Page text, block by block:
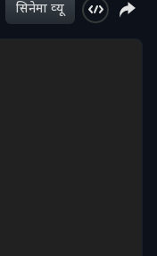
सिनेमा व्‍यू